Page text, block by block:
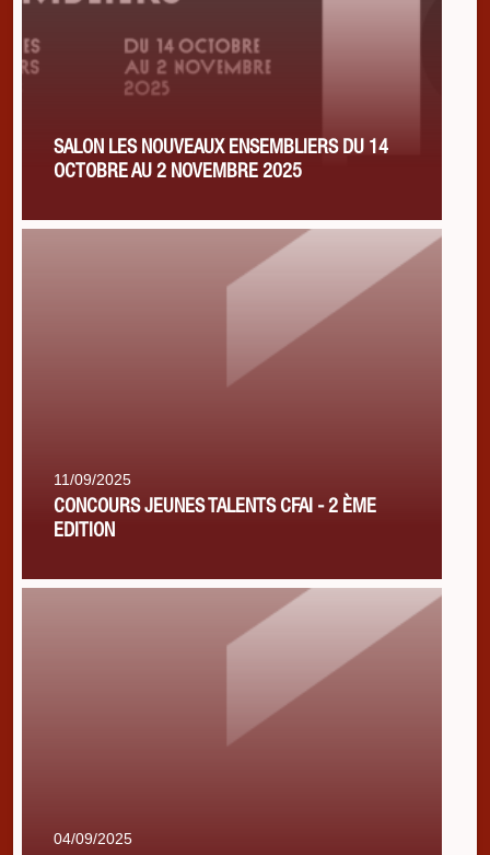
SALON LES NOUVEAUX ENSEMBLIERS DU 14
OCTOBRE AU 2 NOVEMBRE 2025
11/09/2025
CONCOURS JEUNES TALENTS CFAI - 2 ÈME
EDITION
04/09/2025